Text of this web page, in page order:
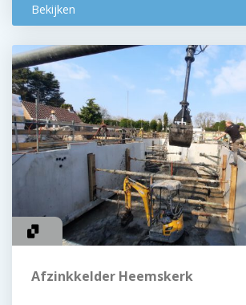
Bekijken
Afzinkkelder Heemskerk